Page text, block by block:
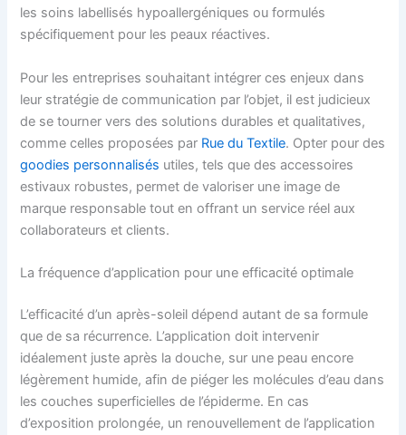
les soins labellisés hypoallergéniques ou formulés
spécifiquement pour les peaux réactives.
Pour les entreprises souhaitant intégrer ces enjeux dans
leur stratégie de communication par l’objet, il est judicieux
de se tourner vers des solutions durables et qualitatives,
comme celles proposées par Rue du Textile. Opter pour des
goodies personnalisés utiles, tels que des accessoires
estivaux robustes, permet de valoriser une image de
marque responsable tout en offrant un service réel aux
collaborateurs et clients.
La fréquence d’application pour une efficacité optimale
L’efficacité d’un après-soleil dépend autant de sa formule
que de sa récurrence. L’application doit intervenir
idéalement juste après la douche, sur une peau encore
légèrement humide, afin de piéger les molécules d’eau dans
les couches superficielles de l’épiderme. En cas
d’exposition prolongée, un renouvellement de l’application